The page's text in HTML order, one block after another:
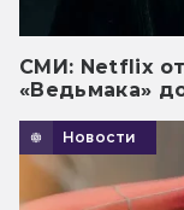
СМИ: Netflix
«Ведьмака»
Новости